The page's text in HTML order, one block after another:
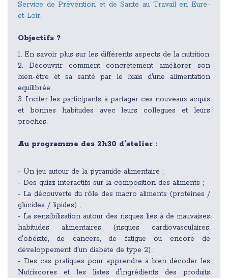
Service de Prévention et de Santé au Travail en Eure-
et-Loir.
Objectifs ?
1. En savoir plus sur les différents aspects de la nutrition.
2. Découvrir comment concrètement améliorer son
bien-être et sa santé par le biais d’une alimentation
équilibrée.
3. Inciter les participants à partager ces nouveaux acquis
et bonnes habitudes avec leurs collègues et leurs
proches.
Au programme des 2h30 d’atelier :
- Un jeu autour de la pyramide alimentaire ;
- Des quizz interactifs sur la composition des aliments ;
- La découverte du rôle des macro aliments (protéines /
glucides / lipides) ;
- La sensibilisation autour des risques liés à de mauvaises
habitudes alimentaires (risques cardiovasculaires,
d'obésité, de cancers, de fatigue ou encore de
développement d'un diabète de type 2) ;
- Des cas pratiques pour apprendre à bien décoder les
Nutriscores et les listes d'ingrédients des produits